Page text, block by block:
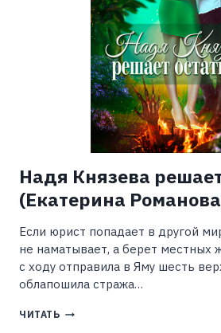
Надя Князева
(Екатерина
Если юрист попадает в другой
не наматывает, а берет местных
с ходу отправила в Яму шесть
облапошила стража…
ЧИТАТЬ НАДЯ